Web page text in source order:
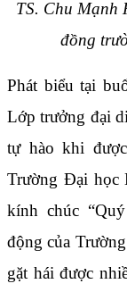
TS. Chu Mạnh
đồng
Phát biểu tại
Lớp trưởng đại
tự hào khi
Trường Đại học
kính chúc
động của
gặt hái được